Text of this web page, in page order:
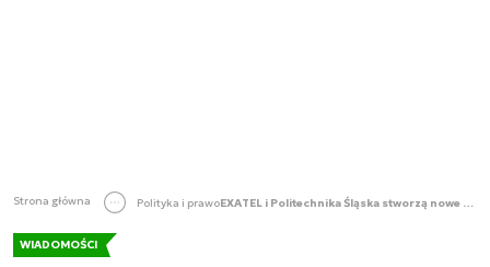
Strona główna Polityka i prawo EXATEL i Politechnika Śląska stworzą nowe technologie
WIADOMOŚCI